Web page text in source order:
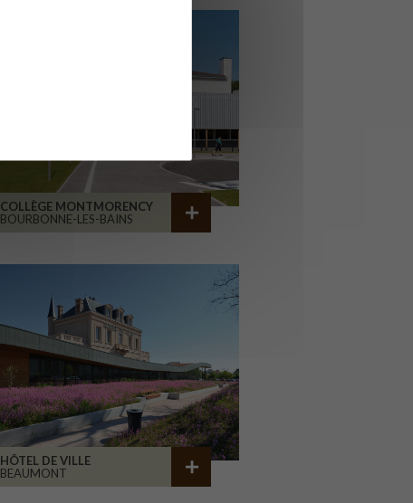
COLLÈGE MONTMORENCY
BOURBONNE-LES-BAINS
HÔTEL DE VILLE
BEAUMONT